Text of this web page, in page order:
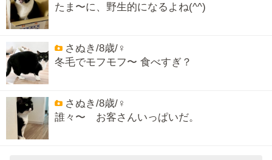
たま〜に、野生的になるよね(^^)
さぬき/8歳/♀
冬毛でモフモフ〜 食べすぎ？
さぬき/8歳/♀
誰々〜 お客さんいっぱいだ。